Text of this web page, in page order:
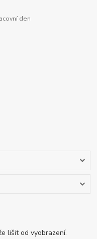
den
lišit od vyobrazení.